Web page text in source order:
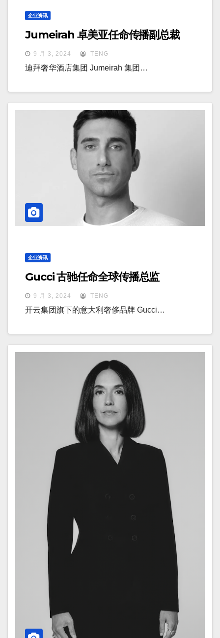
企业资讯
Jumeirah 卓美亚任命传播副总裁
9 月 3, 2024 TENG
迪拜奢华酒店集团 Jumeirah 集团…
企业资讯
Gucci 古驰任命全球传播总监
9 月 3, 2024 TENG
开云集团旗下的意大利奢侈品牌 Gucci…